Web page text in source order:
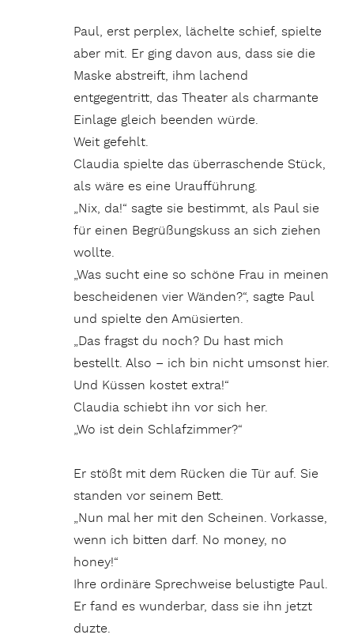
Paul, erst perplex, lächelte schief, spielte
aber mit. Er ging davon aus, dass sie die
Maske abstreift, ihm lachend
entgegentritt, das Theater als charmante
Einlage gleich beenden würde.
Weit gefehlt.
Claudia spielte das überraschende Stück,
als wäre es eine Uraufführung.
„Nix, da!“ sagte sie bestimmt, als Paul sie
für einen Begrüßungskuss an sich ziehen
wollte.
„Was sucht eine so schöne Frau in meinen
bescheidenen vier Wänden?“, sagte Paul
und spielte den Amüsierten.
„Das fragst du noch? Du hast mich
bestellt. Also – ich bin nicht umsonst hier.
Und Küssen kostet extra!“
Claudia schiebt ihn vor sich her.
„Wo ist dein Schlafzimmer?“
Er stößt mit dem Rücken die Tür auf. Sie
standen vor seinem Bett.
„Nun mal her mit den Scheinen. Vorkasse,
wenn ich bitten darf. No money, no
honey!“
Ihre ordinäre Sprechweise belustigte Paul.
Er fand es wunderbar, dass sie ihn jetzt
duzte.